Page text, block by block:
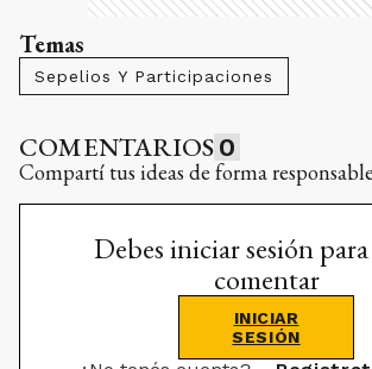
Temas
Sepelios Y Participaciones
COMENTARIOS 0
Compartí tus ideas de forma
Debes iniciar sesión
comentar
INICIAR
SESIÓN